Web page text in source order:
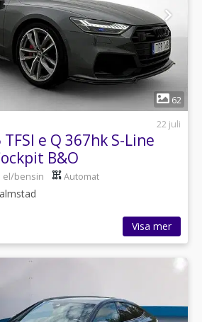
1
62
22 juli
e Q 367hk S-Line
B&O
el/bensin Automat
Visa mer